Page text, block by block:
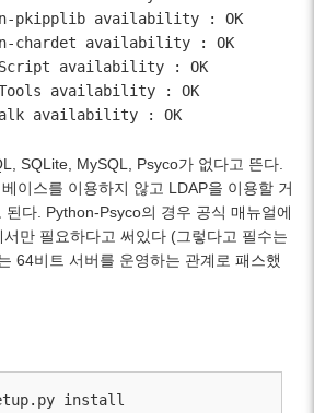
pkipplib availability : OK
chardet availability : OK
availability : OK
Tools availability : OK
availability : OK
SQLite, MySQL, Psyco가 없다고 뜬다.
이스를 이용하지 않고 LDAP을 이용할 거
된다. Python-Psyco의 경우 공식 매뉴얼에
만 필요하다고 써있다 (그렇다고 필수는
64비트 서버를 운영하는 관계로 패스했
install